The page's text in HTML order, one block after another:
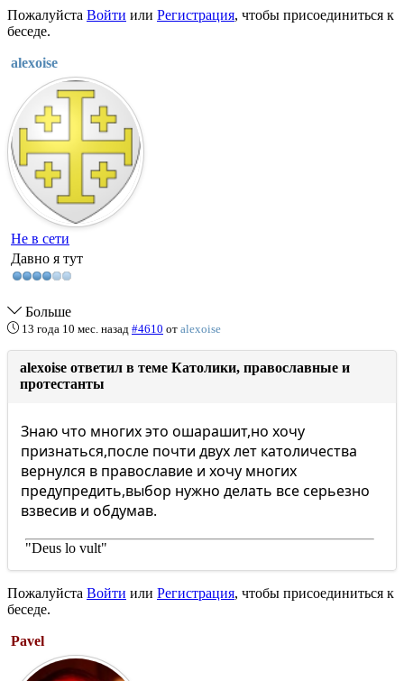
Пожалуйста Войти или Регистрация, чтобы присоединиться к
беседе.
alexoise
Не в сети
Давно я тут
Больше
13 года 10 мес. назад #4610 от alexoise
alexoise ответил в теме Католики, православные и
протестанты
Знаю что многих это ошарашит,но хочу
признаться,после почти двух лет католичества
вернулся в православие и хочу многих
предупредить,выбор нужно делать все серьезно
взвесив и обдумав.
"Deus lo vult"
Пожалуйста Войти или Регистрация, чтобы присоединиться к
беседе.
Pavel